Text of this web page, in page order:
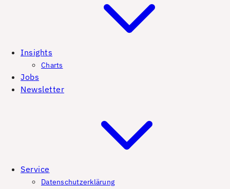
Insights
Charts
Jobs
Newsletter
Service
Datenschutzerklärung